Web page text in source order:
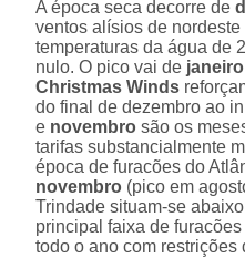
A época seca decorre de
ventos alísios de
temperaturas da água de
nulo. O pico vai de
Christmas Winds
do final de dezembro ao
e novembro são os
tarifas substancialmente
época de furacões do
novembro (pico em
Trindade situam-se
principal faixa de
todo o ano com restrições